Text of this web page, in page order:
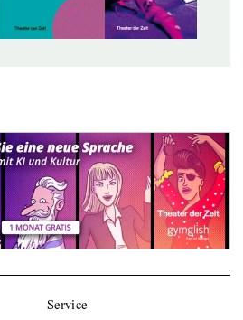
Service